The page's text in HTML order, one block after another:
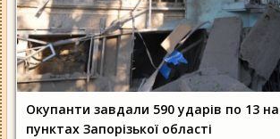
Окупанти завдали 590 ударів по 13
пунктах Запорізької області